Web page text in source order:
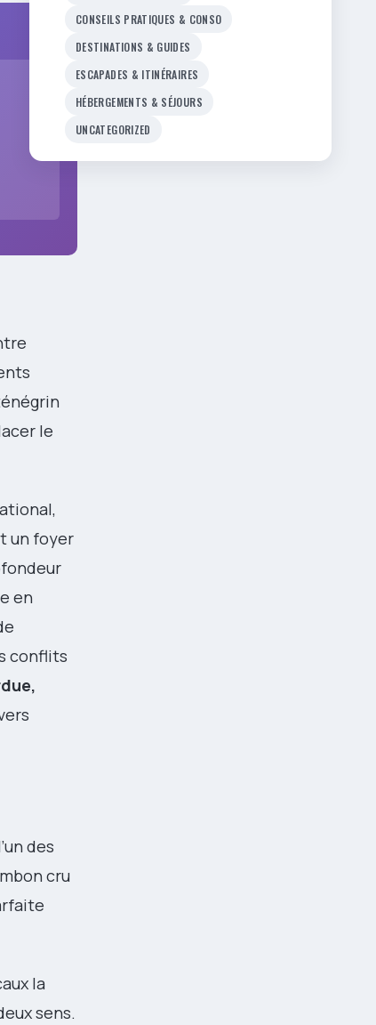
le
un foyer
en
conflits
des
cru
la
sens.
CONSEILS PRATIQUES & CONSO
DESTINATIONS & GUIDES
ESCAPADES & ITINÉRAIRES
HÉBERGEMENTS & SÉJOURS
UNCATEGORIZED